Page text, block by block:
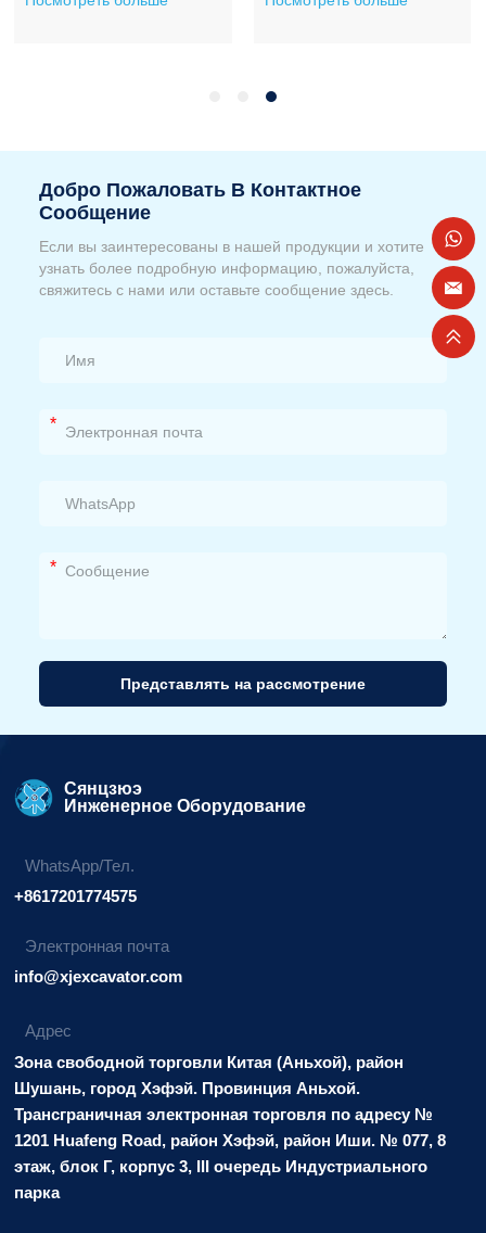
Добро Пожаловать В Контактное
Сообщение
Если вы заинтересованы в нашей продукции и хотите
узнать более подробную информацию, пожалуйста,
свяжитесь с нами или оставьте сообщение здесь.
*
*
Представлять на рассмотрение
вариант:
Сянцзюэ
Инженерное Оборудование
WhatsApp/Тел.
+8617201774575
Электронная почта
info@xjexcavator.com
Адрес
Зона свободной торговли Китая (Аньхой), район
Шушань, город Хэфэй. Провинция Аньхой.
Трансграничная электронная торговля по адресу №
1201 Huafeng Road, район Хэфэй, район Иши. № 077, 8
этаж, блок Г, корпус 3, III очередь Индустриального
парка